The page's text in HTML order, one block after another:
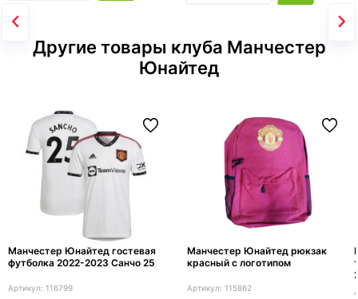
Другие товары клуба Манчестер
Юнайтед
Манчестер Юнайтед гостевая
футболка 2022-2023 Санчо 25
116799
Манчестер Юнайтед рюкзак
красный с логотипом
115862